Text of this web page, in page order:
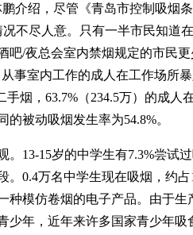
介绍，尽管《青岛市控制吸烟
不尽人意。只有一半市民知道
吧/夜总会室内禁烟规定的市民更
事室内工作的成人在工作场所暴
烟，63.7%（234.5万）的成人
被动吸烟发生率为54.8%。
13-15岁的中学生有7.3%尝试过
。0.4万名中学生现在吸烟，约占
种模仿卷烟的电子产品。由于生
少年，近年来许多国家青少年吸